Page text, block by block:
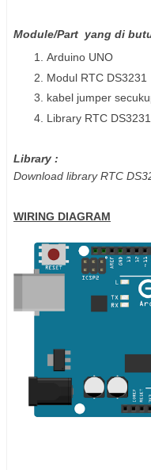
Module/Part yang di
Arduino UNO
Modul RTC DS3231
kabel jumper
Library RTC DS3231
Library :
Download library RTC
WIRING DIAGRAM